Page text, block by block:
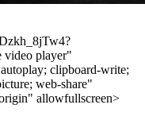
video player"
clipboard-write;
web-share"
allowfullscreen>